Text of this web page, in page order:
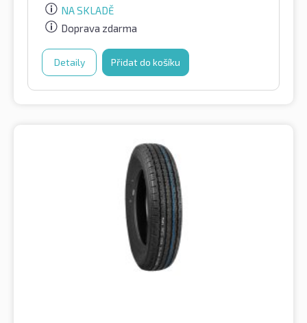
NA SKLADĚ
Doprava zdarma
Detaily Přidat do košíku